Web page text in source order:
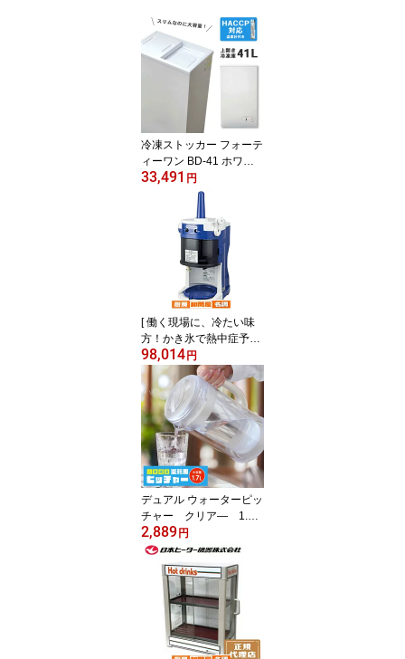
冷凍ストッカー フォーテ
ィーワン BD-41 ホワイ
ト 冷凍庫 業務用 小型 ス
トッカー 大容量
33,491 円
[ 働く現場に、冷たい味
方！かき氷で熱中症予防]
業務用かき氷器 業務用か
き氷機 初雪 ブロックア
イススライサー HB320A
HB-320A リフトアップ
機能あり
98,014 円
デュアル ウォーターピッ
チャー クリア— 1.7L
麦茶ポット 冷水ポット
業務用 家庭用 人気 便利
グッズ 弁慶風 結露しな
い テーブルポット 食卓
飲食店
2,889 円